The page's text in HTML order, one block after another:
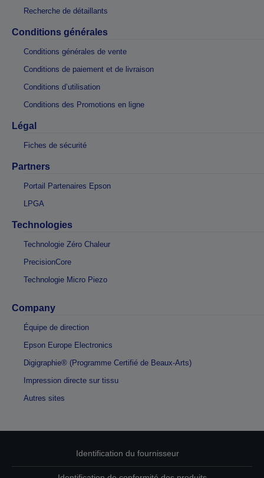
Recherche de détaillants
Conditions générales
Conditions générales de vente
Conditions de paiement et de livraison
Conditions d’utilisation
Conditions des Promotions en ligne
Légal
Fiches de sécurité
Partners
Portail Partenaires Epson
LPGA
Technologies
Technologie Zéro Chaleur
PrecisionCore
Technologie Micro Piezo
Company
Équipe de direction
Epson Europe Electronics
Digigraphie® (Programme Certifié de Beaux-Arts)
Impression directe sur tissu
Autres sites
Identification du fournisseur